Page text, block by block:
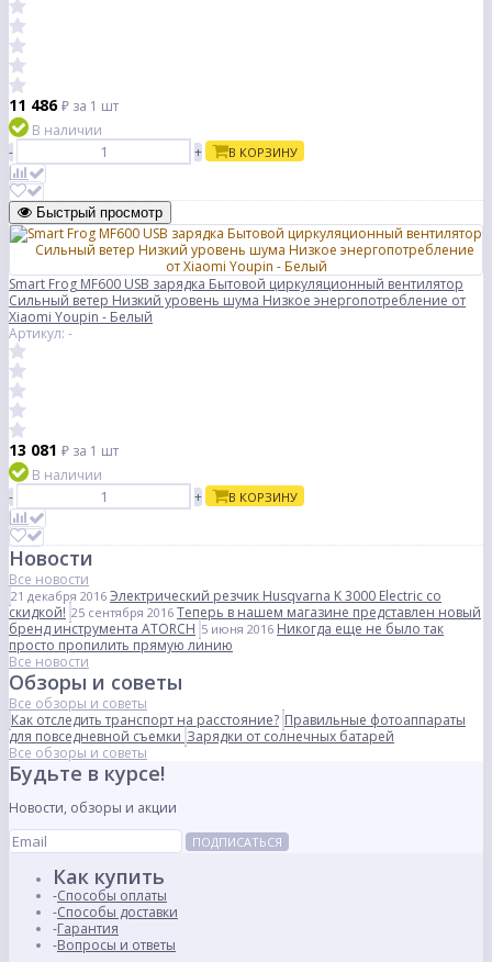
11 486₽ за 1 шт
В наличии
-
+ В КОРЗИНУ
Быстрый просмотр
Smart Frog MF600 USB зарядка Бытовой циркуляционный вентилятор
Сильный ветер Низкий уровень шума Низкое энергопотребление от
Xiaomi Youpin - Белый
Артикул: -
13 081 ₽ за 1 шт
В наличии
-
+ В КОРЗИНУ
Новости
Все новости
21 декабря 2016 Электрический резчик Husqvarna K 3000 Electric со
скидкой! 25 сентября 2016 Теперь в нашем магазине представлен новый
бренд инструмента ATORCH 5 июня 2016 Никогда еще не было так
просто пропилить прямую линию
Все новости
Обзоры и советы
Все обзоры и советы
Как отследить транспорт на расстояние? Правильные фотоаппараты
для повседневной съемки Зарядки от солнечных батарей
Все обзоры и советы
Будьте в курсе!
Новости, обзоры и акции
ПОДПИСАТЬСЯ
Как купить
Способы оплаты
Способы доставки
Гарантия
Вопросы и ответы